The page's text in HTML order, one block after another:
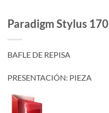
Paradigm Stylus 170
BAFLE DE REPISA
PRESENTACIÓN: PIEZA